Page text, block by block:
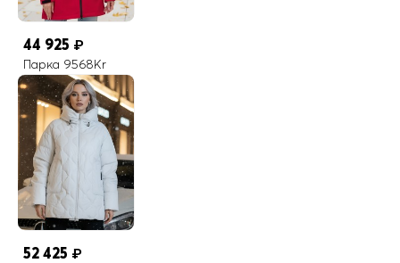
44 925 ₽
Парка 9568Kr
52 425 ₽